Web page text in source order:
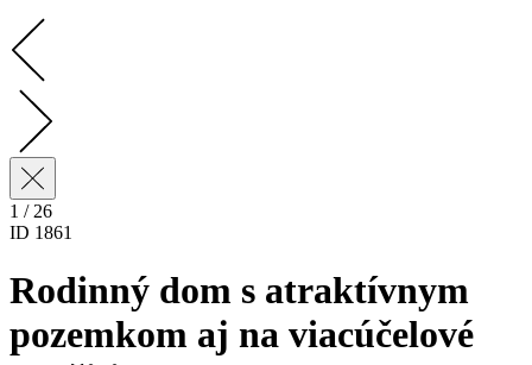
1 / 26
ID 1861
Rodinný dom s atraktívnym
pozemkom aj na viacúčelové